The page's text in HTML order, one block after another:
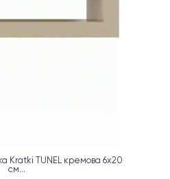
Kratki TUNEL кремова 6х20
см...